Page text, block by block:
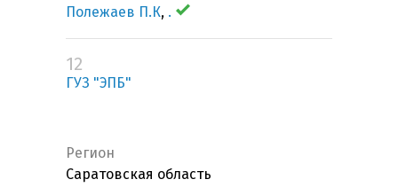
Полежаев П.К, .
12
ГУЗ "ЭПБ"
Регион
Саратовская область